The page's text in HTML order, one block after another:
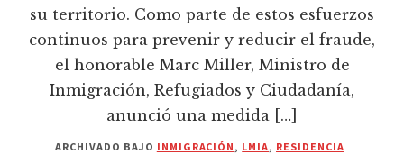
su territorio. Como parte de estos esfuerzos
continuos para prevenir y reducir el fraude,
el honorable Marc Miller, Ministro de
Inmigración, Refugiados y Ciudadanía,
anunció una medida […]
ARCHIVADO BAJO INMIGRACIÓN, LMIA, RESIDENCIA